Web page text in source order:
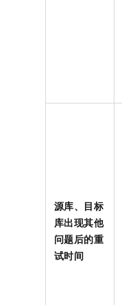
源库、目标
库出现其他
问题后的重
试时间